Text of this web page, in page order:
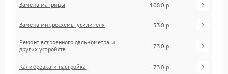
Замена матрицы 1080 р
Замена микросхемы усилителя 530 р
Ремонт встроенного дальнометра и
других устройств
730 р
Калибровка и настройка 730 р